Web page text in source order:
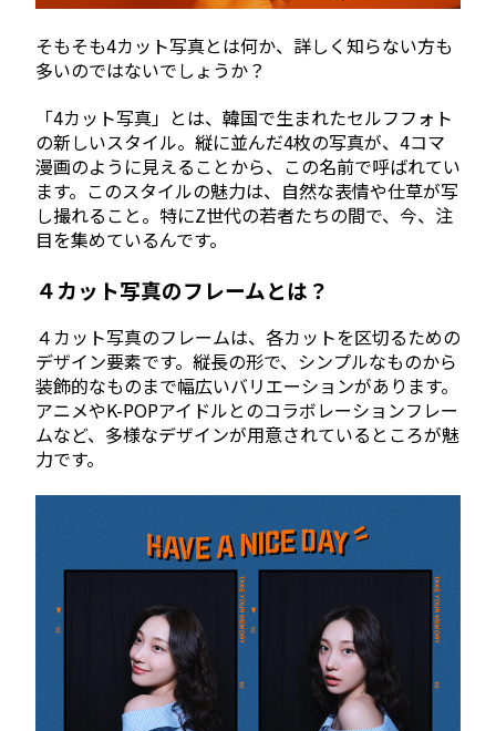
そもそも4カット写真とは何か、詳しく知らない方も
多いのではないでしょうか？
「4カット写真」とは、韓国で生まれたセルフフォト
の新しいスタイル。縦に並んだ4枚の写真が、4コマ
漫画のように見えることから、この名前で呼ばれてい
ます。このスタイルの魅力は、自然な表情や仕草が写
し撮れること。特にZ世代の若者たちの間で、今、注
目を集めているんです。
４カット写真のフレームとは？
４カット写真のフレームは、各カットを区切るための
デザイン要素です。縦長の形で、シンプルなものから
装飾的なものまで幅広いバリエーションがあります。
アニメやK-POPアイドルとのコラボレーションフレー
ムなど、多様なデザインが用意されているところが魅
力です。